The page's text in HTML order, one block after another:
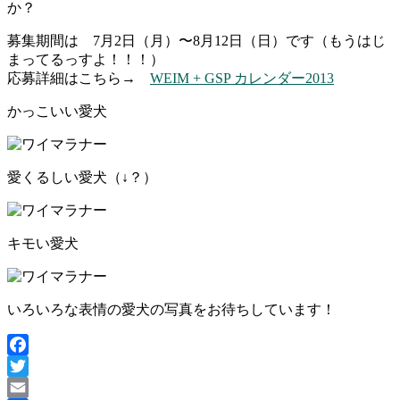
か？
募集期間は 7月2日（月）〜8月12日（日）です（もうはじ
まってるっすよ！！！）
応募詳細はこちら→ WEIM + GSP カレンダー2013
かっこいい愛犬
愛くるしい愛犬（↓？）
キモい愛犬
いろいろな表情の愛犬の写真をお待ちしています！
Facebook
Twitter